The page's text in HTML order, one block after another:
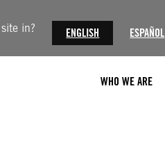
in? ENGLISH ESPAÑOL
WHO WE ARE